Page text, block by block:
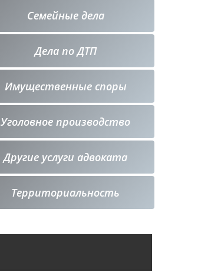
Семейные дела
Дела по ДТП
Имущественные споры
Уголовное производство
Другие услуги адвоката
Территориальность